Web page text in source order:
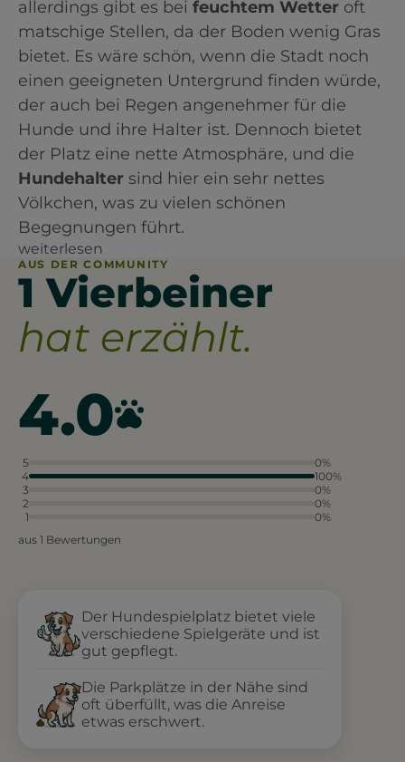
allerdings gibt es bei feuchtem Wetter oft
matschige Stellen, da der Boden wenig Gras
bietet. Es wäre schön, wenn die Stadt noch
einen geeigneten Untergrund finden würde,
der auch bei Regen angenehmer für die
Hunde und ihre Halter ist. Dennoch bietet
der Platz eine nette Atmosphäre, und die
Hundehalter sind hier ein sehr nettes
Völkchen, was zu vielen schönen
Begegnungen führt.
weiterlesen
AUS DER COMMUNITY
1 Vierbeiner
hat erzählt.
4.0
5
0%
4
100%
3
0%
2
0%
1
0%
aus 1 Bewertungen
Der Hundespielplatz bietet viele
verschiedene Spielgeräte und ist
gut gepflegt.
Die Parkplätze in der Nähe sind
oft überfüllt, was die Anreise
etwas erschwert.